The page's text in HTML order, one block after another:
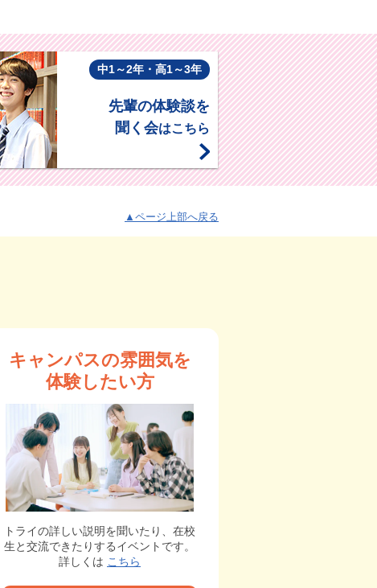
中1～2年・高1～3年
先輩の体験談を
聞く会はこちら
▲ページ上部へ戻る
キャンパスの雰囲気を
体験したい方
トライの詳しい説明を聞いたり、在校
生と交流できたりするイベントです。
詳しくは こちら